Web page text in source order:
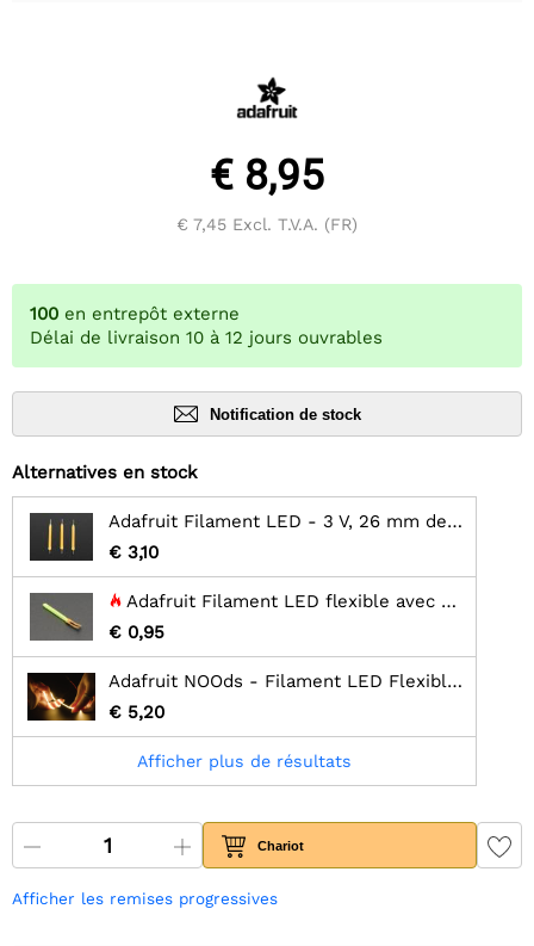
€ 8,95
€ 7,45 Excl. T.V.A. (FR)
100 en entrepôt externe
Délai de livraison 10 à 12 jours ouvrables
Notification de stock
Alternatives en stock
Adafruit Filament LED - 3 V, 26 mm de long - Blanc chaud (lot de 3)
€ 3,10
Adafruit Filament LED flexible avec une seule connexion - 3V 25 mm de long - Vert
€ 0,95
Adafruit NOOds - Filament LED Flexible - 3V 300mm de long - Jaune
€ 5,20
Afficher plus de résultats
Chariot
Afficher les remises progressives